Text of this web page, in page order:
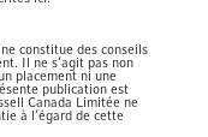
constitue des conseils
Il ne s’agit pas non
placement ni une
publication est
Canada Limitée ne
à l’égard de cette